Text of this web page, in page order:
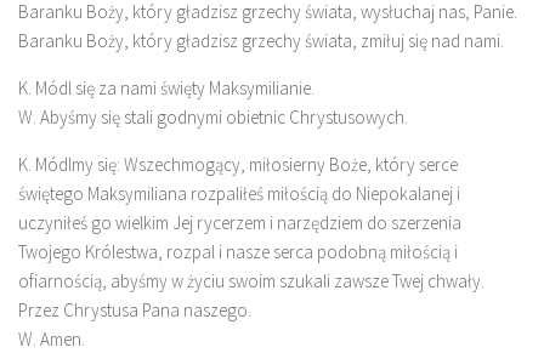
Baranku Boży, który gładzisz grzechy świata, wysłuchaj nas, Panie.
Baranku Boży, który gładzisz grzechy świata, zmiłuj się nad nami.
K. Módl się za nami święty Maksymilianie.
W. Abyśmy się stali godnymi obietnic Chrystusowych.
K. Módlmy się: Wszechmogący, miłosierny Boże, który serce
świętego Maksymiliana rozpaliłeś miłością do Niepokalanej i
uczyniłeś go wielkim Jej rycerzem i narzędziem do szerzenia
Twojego Królestwa, rozpal i nasze serca podobną miłością i
ofiarnością, abyśmy w życiu swoim szukali zawsze Twej chwały.
Przez Chrystusa Pana naszego.
W. Amen.